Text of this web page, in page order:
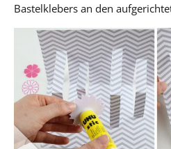
Bastelklebers an den